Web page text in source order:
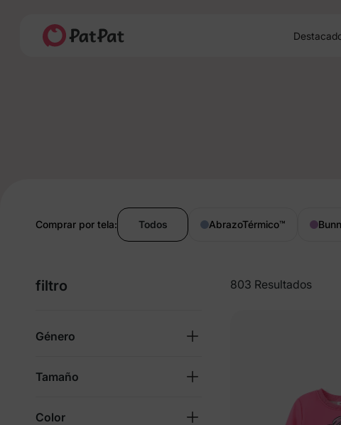
Comprar por tela: Todos AbrazoTérmico™
803 Resultados
filtro
Género
Tamaño
Color